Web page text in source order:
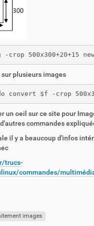
500x300+20+15
plusieurs images
$f -crop
un oeil sur ce site pour
commandes
il y a beaucoup d'infos
trucs-
commandes/
images